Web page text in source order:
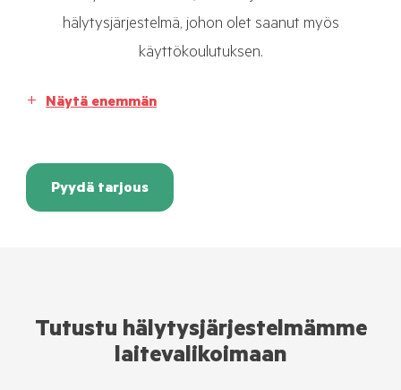
hälytysjärjestelmä, johon olet saanut myös
käyttökoulutuksen.
Näytä enemmän
Pyydä tarjous
Tutustu hälytysjärjestelmämme
laitevalikoimaan